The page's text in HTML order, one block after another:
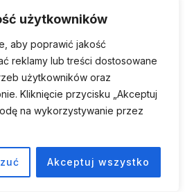
użytkowników
aby poprawić jakość
reklamy lub treści dostosowane
użytkowników oraz
Kliknięcie przycisku „Akceptuj
na wykorzystywanie przez
Akceptuj wszystko